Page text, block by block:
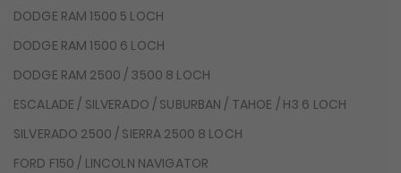
DODGE RAM 1500 5 LOCH
DODGE RAM 1500 6 LOCH
DODGE RAM 2500 / 3500 8 LOCH
ESCALADE / SILVERADO / SUBURBAN / TAHOE / H3 6 LOCH
SILVERADO 2500 / SIERRA 2500 8 LOCH
FORD F150 / LINCOLN NAVIGATOR